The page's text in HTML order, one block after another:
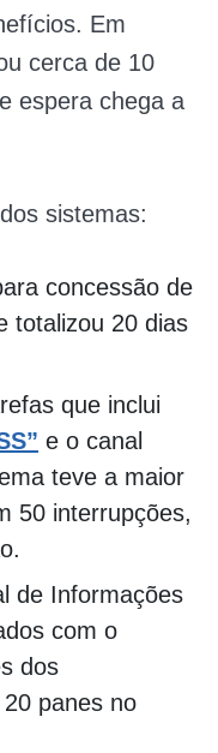
Em
cerca de 10
espera chega a
sistemas:
concessão de
totalizou 20 dias
que inclui
e o canal
teve a maior
50 interrupções,
de Informações
com o
dos
panes no